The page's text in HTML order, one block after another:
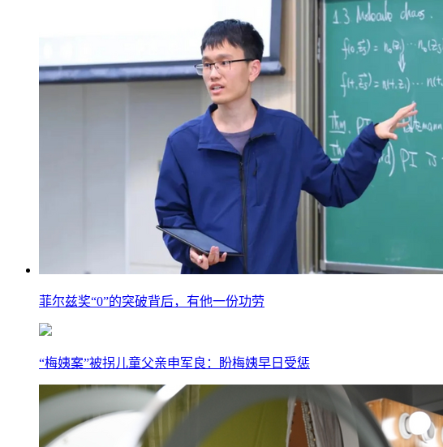
菲尔兹奖“0”的突破背后，有他一份功劳
“梅姨案”被拐儿童父亲申军良：盼梅姨早日受惩